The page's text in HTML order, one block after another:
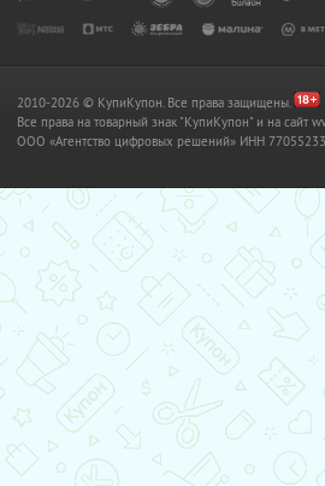
2010-2026 © КупиКупон. Все права защищены.
Все права на товарный знак "КупиКупон" и на сайт
OOO «Агентство цифровых решений» ИНН